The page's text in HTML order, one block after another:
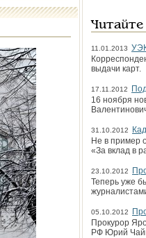
11.01.2013
выдачи карт.
17.11.2012
16 ноября
31.10.2012
Не в пример
«За вклад в
23.10.2012
Теперь уже
05.10.2012
Прокурор
РФ Юрий